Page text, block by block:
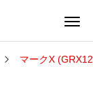
マークX